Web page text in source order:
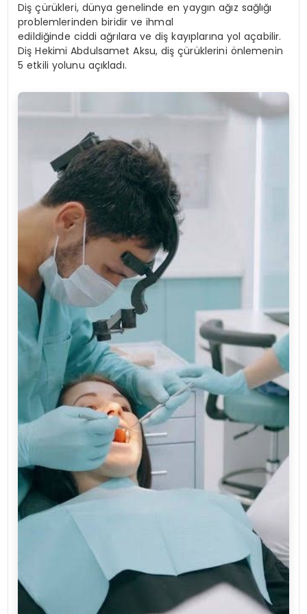
Diş çürükleri, dünya genelinde en yaygın ağız sağlığı
problemlerinden biridir ve ihmal
edildiğinde ciddi ağrılara ve diş kayıplarına yol açabilir.
Diş Hekimi Abdulsamet Aksu, diş çürüklerini önlemenin
5 etkili yolunu açıkladı.